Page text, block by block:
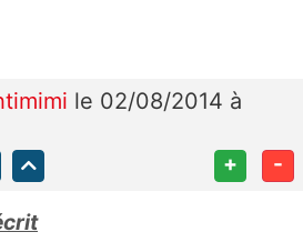
le 02/08/2014 à
+ -